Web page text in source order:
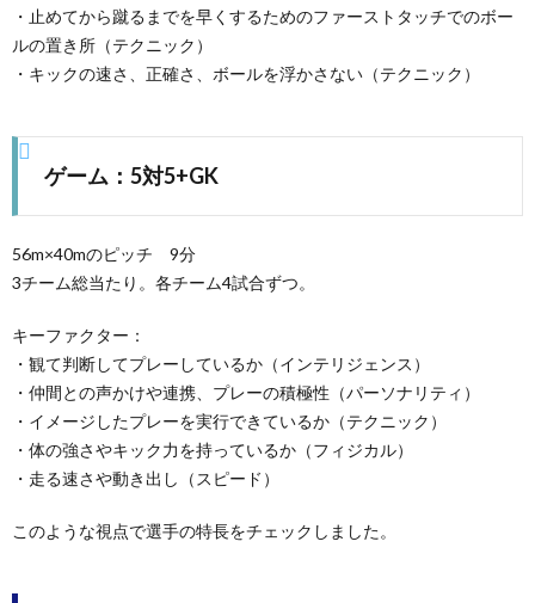
・止めてから蹴るまでを早くするためのファーストタッチでのボー
ルの置き所（テクニック）
・キックの速さ、正確さ、ボールを浮かさない（テクニック）
ゲーム：5対5+GK
56m×40mのピッチ 9分
3チーム総当たり。各チーム4試合ずつ。
キーファクター：
・観て判断してプレーしているか（インテリジェンス）
・仲間との声かけや連携、プレーの積極性（パーソナリティ）
・イメージしたプレーを実行できているか（テクニック）
・体の強さやキック力を持っているか（フィジカル）
・走る速さや動き出し（スピード）
このような視点で選手の特長をチェックしました。